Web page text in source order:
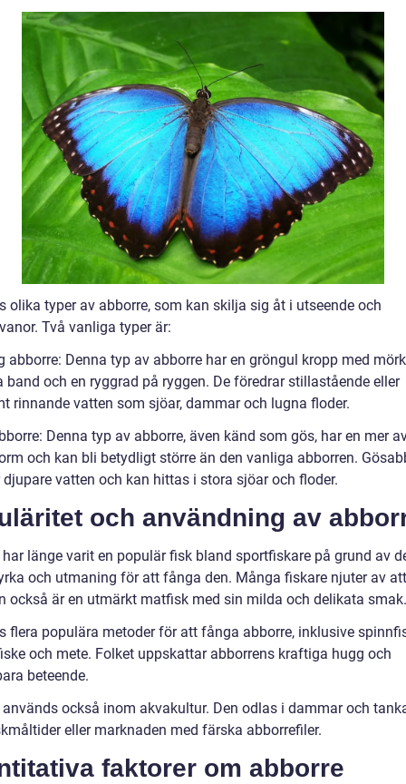
olika typer av abborre, som kan skilja sig åt i utseende och
Två vanliga typer är:
abborre: Denna typ av abborre har en gröngul kropp med
band och en ryggrad på ryggen. De föredrar stillastående eller
rinnande vatten som sjöar, dammar och lugna floder.
Denna typ av abborre, även känd som gös, har en mer
och kan bli betydligt större än den vanliga abborren.
vatten och kan hittas i stora sjöar och floder.
och användning av
har länge varit en populär fisk bland sportfiskare på grund av
och utmaning för att fånga den. Många fiskare njuter av att
också är en utmärkt matfisk med sin milda och delikata smak.
flera populära metoder för att fånga abborre, inklusive
och mete. Folket uppskattar abborrens kraftiga hugg och
beteende.
används också inom akvakultur. Den odlas i dammar och
eller marknaden med färska abborrefiler.
faktorer om abborre